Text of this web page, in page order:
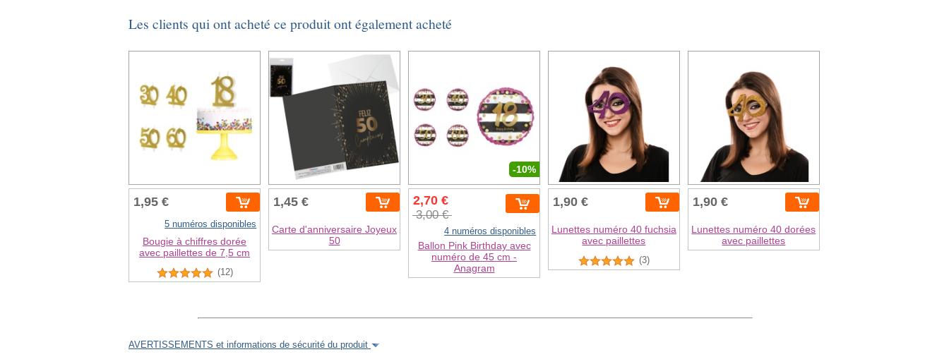
Les clients qui ont acheté ce produit ont également acheté
1,95 €
5 numéros disponibles
Bougie à chiffres dorée
avec paillettes de 7,5 cm
(12)
1,45 €
Carte d'anniversaire Joyeux
50
-10%
2,70 €
3,00 €
4 numéros disponibles
Ballon Pink Birthday avec
numéro de 45 cm -
Anagram
1,90 €
Lunettes numéro 40 fuchsia
avec paillettes
(3)
1,90 €
Lunettes numéro 40 dorées
avec paillettes
AVERTISSEMENTS et informations de sécurité du produit